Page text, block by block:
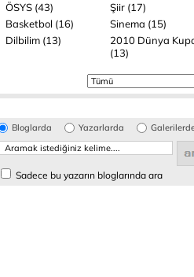
ÖSYS (43)
Şiir (17)
Basketbol (16)
Sinema (15)
Dilbilim (13)
2010 Dünya
(13)
Bloglarda Yazarlarda
Sadece bu yazarın bloglarında ara